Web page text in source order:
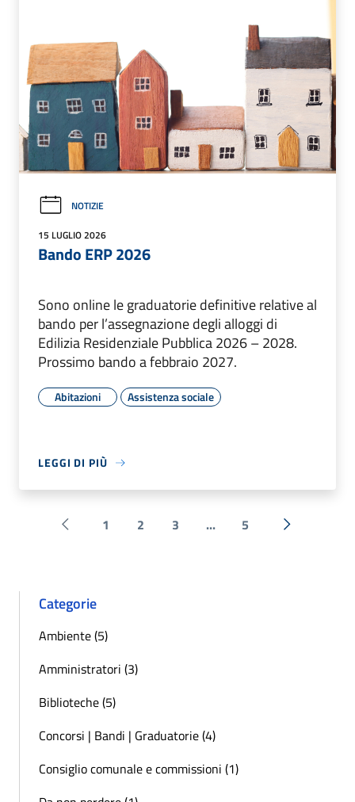
NOTIZIE
15 LUGLIO 2026
Bando ERP 2026
Sono online le graduatorie definitive relative al
bando per l’assegnazione degli alloggi di
Edilizia Residenziale Pubblica 2026 – 2028.
Prossimo bando a febbraio 2027.
Abitazioni Assistenza sociale
LEGGI DI PIÙ
Pagina precedente
1 2 3 ... 5 Successiva
Categorie
Ambiente (5)
Amministratori (3)
Biblioteche (5)
Concorsi | Bandi | Graduatorie (4)
Consiglio comunale e commissioni (1)